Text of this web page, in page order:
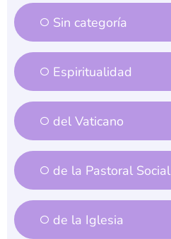
Sin categoría
Espiritualidad
del Vaticano
de la Pastoral Social
de la Iglesia